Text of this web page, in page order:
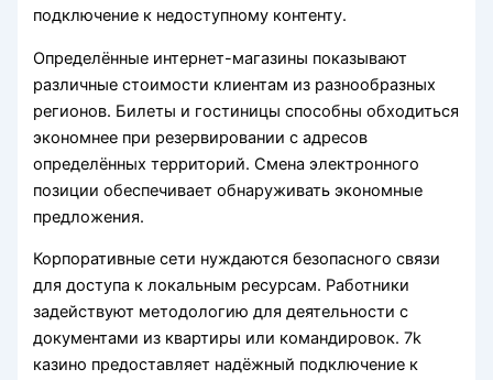
подключение к недоступному контенту.
Определённые интернет-магазины показывают
различные стоимости клиентам из разнообразных
регионов. Билеты и гостиницы способны обходиться
экономнее при резервировании с адресов
определённых территорий. Смена электронного
позиции обеспечивает обнаруживать экономные
предложения.
Корпоративные сети нуждаются безопасного связи
для доступа к локальным ресурсам. Работники
задействуют методологию для деятельности с
документами из квартиры или командировок. 7k
казино предоставляет надёжный подключение к